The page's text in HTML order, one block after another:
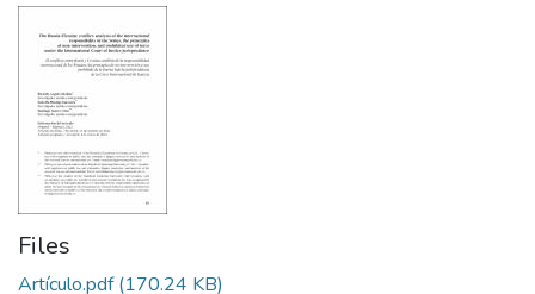
Files
Artículo.pdf(170.24 KB)